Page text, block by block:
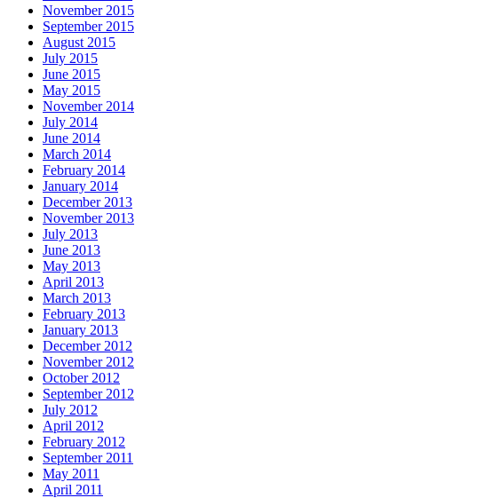
November 2015
September 2015
August 2015
July 2015
June 2015
May 2015
November 2014
July 2014
June 2014
March 2014
February 2014
January 2014
December 2013
November 2013
July 2013
June 2013
May 2013
April 2013
March 2013
February 2013
January 2013
December 2012
November 2012
October 2012
September 2012
July 2012
April 2012
February 2012
September 2011
May 2011
April 2011